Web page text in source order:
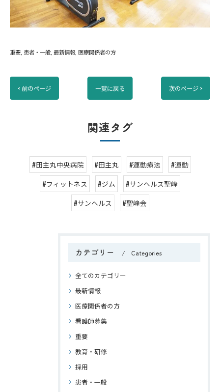
重要 患者・一般 最新情報 医療関係者の方
< 前のページ 一覧に戻る 次のページ >
関連タグ
#田主丸中央病院 #田主丸 #運動療法
#運動
#フィットネス
#ジム
#サンヘルス聖峰
#サンヘルス
#聖峰会
カテゴリー Categories
全てのカテゴリー
最新情報
医療関係者の方
看護師募集
重要
教育・研修
採用
患者・一般